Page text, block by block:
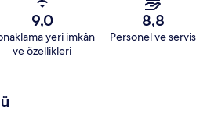
9,0
yeri imkân
ve özellikleri
8,8
Personel ve servis